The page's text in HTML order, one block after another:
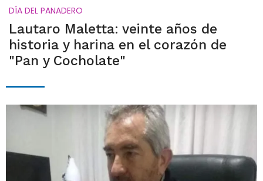
DÍA DEL PANADERO
Lautaro Maletta: veinte años de
historia y harina en el corazón de
"Pan y Cocholate"